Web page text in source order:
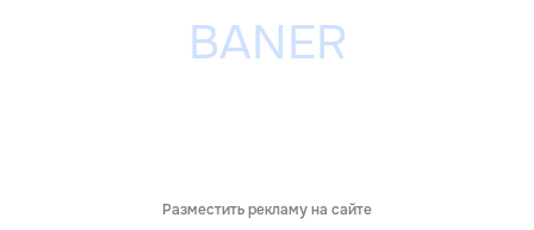
Разместить рекламу на сайте